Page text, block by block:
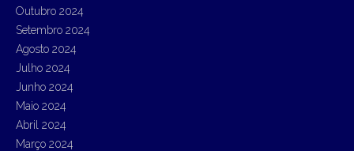
Outubro 2024
Setembro 2024
Agosto 2024
Julho 2024
Junho 2024
Maio 2024
Abril 2024
Março 2024